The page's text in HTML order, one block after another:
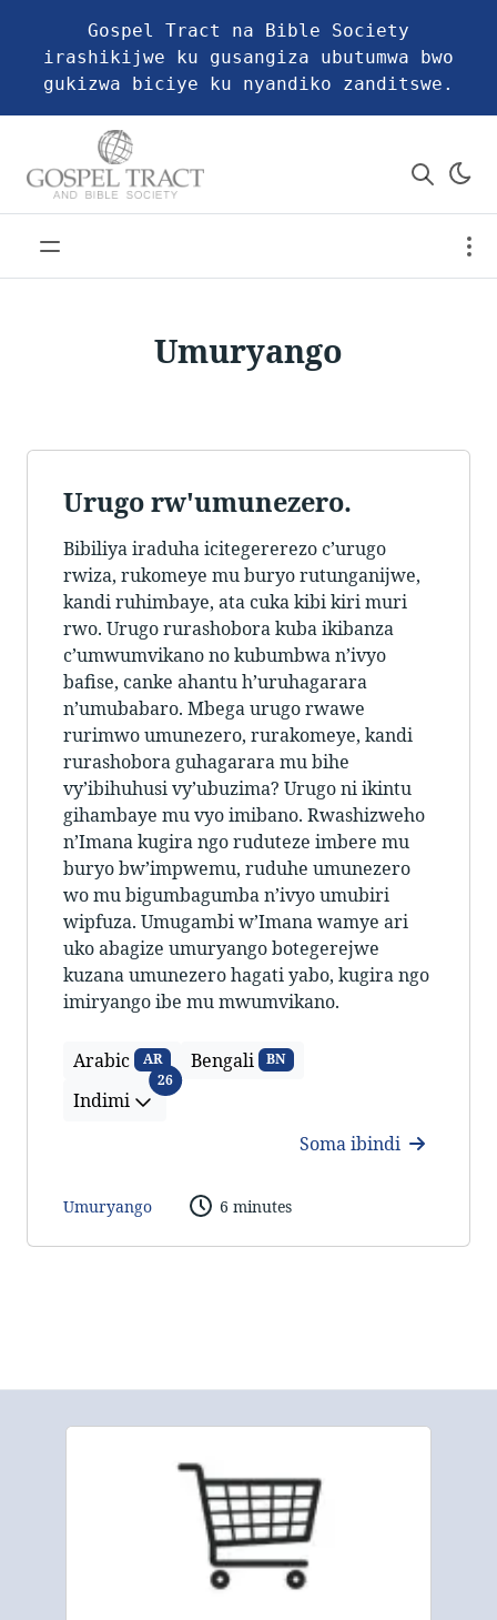
Gospel Tract na Bible Society
irashikijwe ku gusangiza ubutumwa bwo
gukizwa biciye ku nyandiko zanditswe.
Umuryango
Urugo rw'umunezero.
Bibiliya iraduha icitegererezo c’urugo
rwiza, rukomeye mu buryo rutunganijwe,
kandi ruhimbaye, ata cuka kibi kiri muri
rwo. Urugo rurashobora kuba ikibanza
c’umwumvikano no kubumbwa n’ivyo
bafise, canke ahantu h’uruhagarara
n’umubabaro. Mbega urugo rwawe
rurimwo umunezero, rurakomeye, kandi
rurashobora guhagarara mu bihe
vy’ibihuhusi vy’ubuzima? Urugo ni ikintu
gihambaye mu vyo imibano. Rwashizweho
n’Imana kugira ngo ruduteze imbere mu
buryo bw’impwemu, ruduhe umunezero
wo mu bigumbagumba n’ivyo umubiri
wipfuza. Umugambi w’Imana wamye ari
uko abagize umuryango botegerejwe
kuzana umunezero hagati yabo, kugira ngo
imiryango ibe mu mwumvikano.
Arabic AR Bengali BN
Indimi
26Indimi
Soma ibindi
Umuryango 6 minutes